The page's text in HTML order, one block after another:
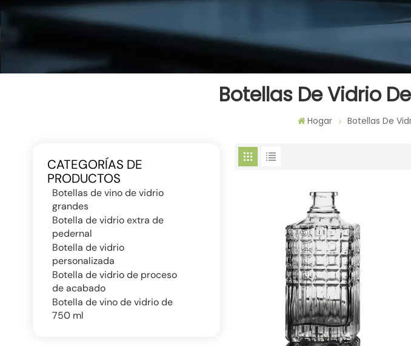
Botellas De Vidrio
Hogar Botellas De
CATEGORÍAS DE
PRODUCTOS
Botellas de vino de vidrio
grandes
Botella de vidrio extra de
pedernal
Botella de vidrio
personalizada
Botella de vidrio de proceso
de acabado
Botella de vino de vidrio de
750 ml